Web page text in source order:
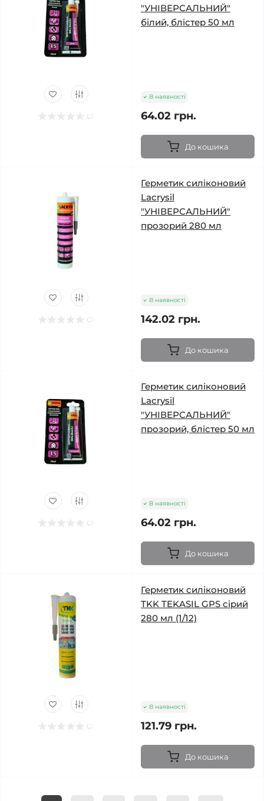
"УНІВЕРСАЛЬНИЙ"
білий, блістер 50 мл
В наявності
64.02 грн.
До кошика
Герметик силіконовий
Lacrysil
"УНІВЕРСАЛЬНИЙ"
прозорий 280 мл
В наявності
142.02 грн.
До кошика
Герметик силіконовий
Lacrysil
"УНІВЕРСАЛЬНИЙ"
прозорий, блістер 50 мл
В наявності
64.02 грн.
До кошика
Герметик силіконовий
TKK TEKASIL GPS сірий
280 мл (1/12)
В наявності
121.79 грн.
До кошика